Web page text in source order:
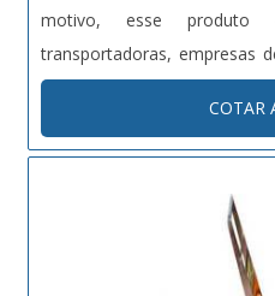
motivo, esse
transportadoras, empresas
e revendedores. A cinta
materiais modelos
benéficos. Modelos de cinta
COTAR